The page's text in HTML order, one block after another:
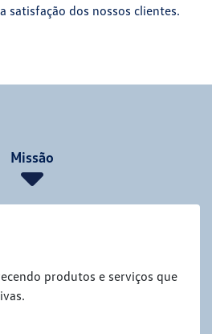
satisfação dos nossos clientes.
Missão
produtos e serviços que